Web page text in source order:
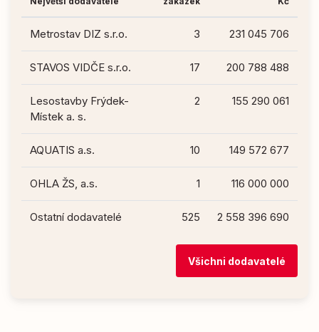
Metrostav DIZ s.r.o. 3 231 045 706
STAVOS VIDČE s.r.o. 17 200 788 488
Lesostavby Frýdek-
Místek a. s.
2 155 290 061
AQUATIS a.s. 10 149 572 677
OHLA ŽS, a.s. 1 116 000 000
Ostatní dodavatelé 525 2 558 396 690
Všichni dodavatelé